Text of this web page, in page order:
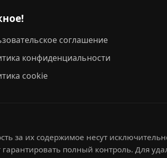
соглашение
конфиденциальности
cookie
за их содержимое несут
полный контроль. Для